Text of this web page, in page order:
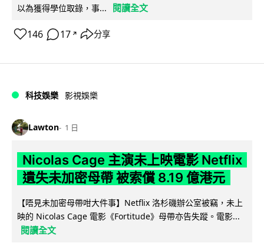
以為獲得學位取錄，事...
閱讀全文
146 17 ↗ 分享
科技娛樂 影視娛樂
Lawton 1 日
Nicolas Cage 主演未上映電影 Netflix
遺失未加密母帶 被索償 8.19 億港元
【唔見未加密母帶咁大件事】Netflix 洛杉磯辦公室被竊，未上
映的 Nicolas Cage 電影《Fortitude》母帶亦告失蹤。電影...
閱讀全文